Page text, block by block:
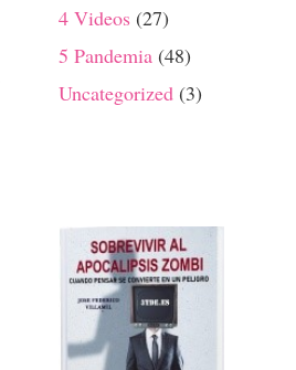
4 Videos (27)
5 Pandemia (48)
Uncategorized (3)